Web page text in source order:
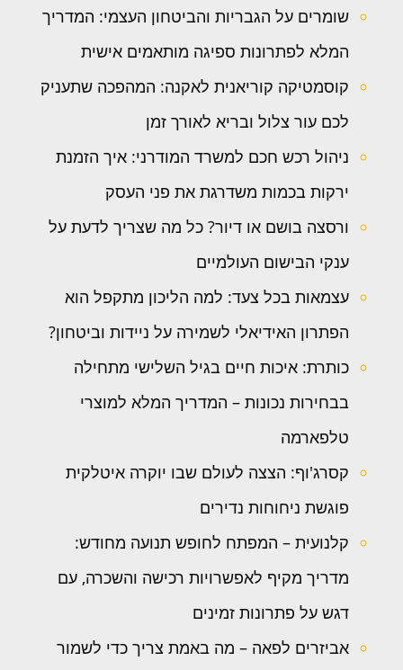
שומרים על הגבריות והביטחון העצמי: המדריך
המלא לפתרונות ספיגה מותאמים אישית
קוסמטיקה קוריאנית לאקנה: המהפכה שתעניק
לכם עור צלול ובריא לאורך זמן
ניהול רכש חכם למשרד המודרני: איך הזמנת
ירקות בכמות משדרגת את פני העסק
ורסצה בושם או דיור? כל מה שצריך לדעת על
ענקי הבישום העולמיים
עצמאות בכל צעד: למה הליכון מתקפל הוא
הפתרון האידיאלי לשמירה על ניידות וביטחון?
כותרת: איכות חיים בגיל השלישי מתחילה
בבחירות נכונות – המדריך המלא למוצרי
טלפארמה
קסרג'וף: הצצה לעולם שבו יוקרה איטלקית
פוגשת ניחוחות נדירים
קלנועית – המפתח לחופש תנועה מחודש:
מדריך מקיף לאפשרויות רכישה והשכרה, עם
דגש על פתרונות זמינים
אביזרים לפאה – מה באמת צריך כדי לשמור